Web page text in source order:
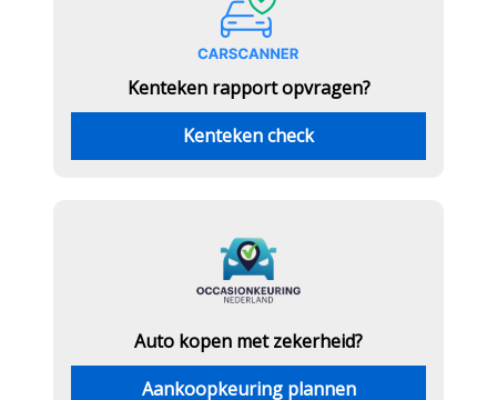
Kenteken rapport opvragen?
Kenteken check
Auto kopen met zekerheid?
Aankoopkeuring plannen